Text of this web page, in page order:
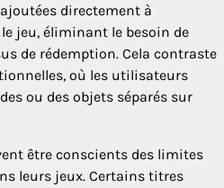
directement à
jeu, éliminant le besoin de
de rédemption. Cela contraste
où les utilisateurs
ou des objets séparés sur
être conscients des limites
leurs jeux. Certains titres